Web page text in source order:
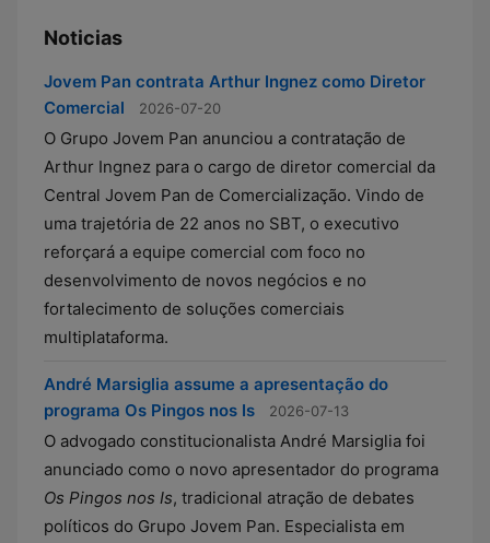
Noticias
Jovem Pan contrata Arthur Ingnez como Diretor
Comercial
2026-07-20
O Grupo Jovem Pan anunciou a contratação de
Arthur Ingnez para o cargo de diretor comercial da
Central Jovem Pan de Comercialização. Vindo de
uma trajetória de 22 anos no SBT, o executivo
reforçará a equipe comercial com foco no
desenvolvimento de novos negócios e no
fortalecimento de soluções comerciais
multiplataforma.
André Marsiglia assume a apresentação do
programa Os Pingos nos Is
2026-07-13
O advogado constitucionalista André Marsiglia foi
anunciado como o novo apresentador do programa
Os Pingos nos Is, tradicional atração de debates
políticos do Grupo Jovem Pan. Especialista em